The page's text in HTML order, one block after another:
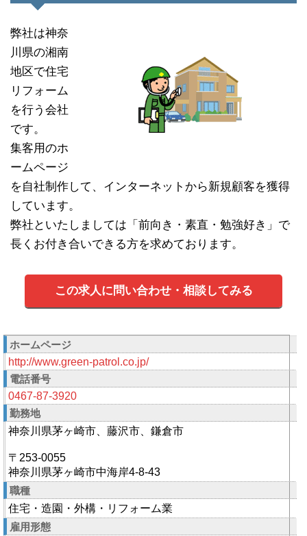
弊社は神奈
川県の湘南
地区で住宅
リフォーム
を行う会社
です。
集客用のホ
ームページ
を自社制作して、インターネットから新規顧客を獲得
しています。
弊社といたしましては「前向き・素直・勉強好き」で
長くお付き合いできる方を求めております。
この求人に問い合わせ・相談してみる
ホームページ
http://www.green-patrol.co.jp/
電話番号
0467-87-3920
勤務地
神奈川県茅ヶ崎市、藤沢市、鎌倉市
〒253-0055
神奈川県茅ヶ崎市中海岸4-8-43
職種
住宅・造園・外構・リフォーム業
雇用形態